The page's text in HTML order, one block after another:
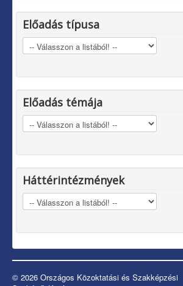
Előadás típusa
Előadás témája
Háttérintézmények
© 2026 Országos Közoktatási és Szakképzési